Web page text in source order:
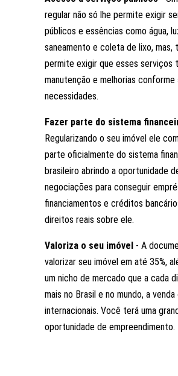
regular não só lhe permite exigir
públicos e essências como água,
saneamento e coleta de lixo, mas,
permite exigir que esses serviços
manutenção e melhorias conforme
necessidades.
Fazer parte do sistema
Regularizando o seu imóvel ele
parte oficialmente do sistema
brasileiro abrindo a oportunidade
negociações para conseguir
financiamentos e créditos
direitos reais sobre ele.
Valoriza o seu imóvel - A
valorizar seu imóvel em até 35%,
um nicho de mercado que a cada
mais no Brasil e no mundo, a
internacionais. Você terá uma
oportunidade de empreendimento.